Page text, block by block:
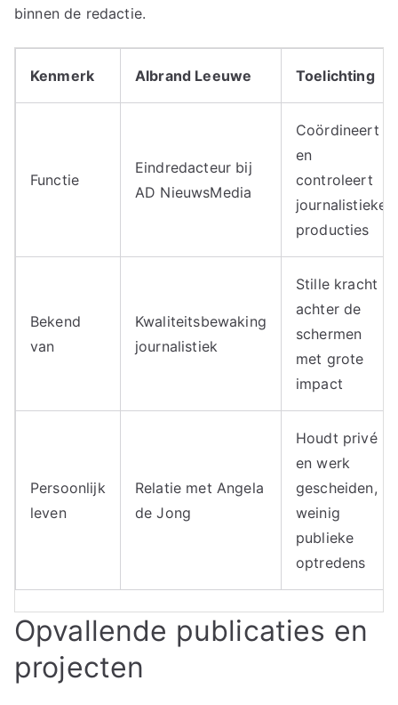
binnen de redactie.
Kenmerk Albrand Leeuwe Toelichting
Functie
Eindredacteur bij
AD NieuwsMedia
Coördineert
en
controleert
journalistieke
producties
Bekend
van
Kwaliteitsbewaking
journalistiek
Stille kracht
achter de
schermen
met grote
impact
Persoonlijk
leven
Relatie met Angela
de Jong
Houdt privé
en werk
gescheiden,
weinig
publieke
optredens
Opvallende publicaties en
projecten